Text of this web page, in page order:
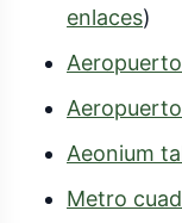
enlaces)
Aeonium
Metro